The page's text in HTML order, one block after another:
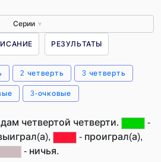
Серии ▼
РЕЗУЛЬТАТЫ
2 четверть 3 четверть
3-очковые
четвертой четверти.
-
- проиграл(а),
- ничья.